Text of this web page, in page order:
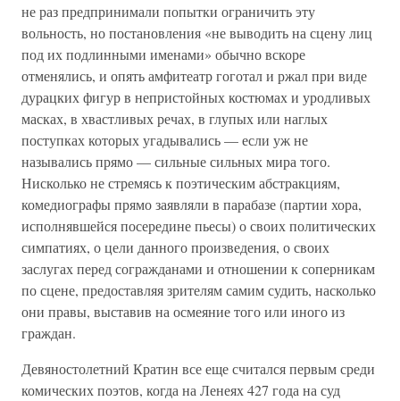
не раз предпринимали попытки ограничить эту
вольность, но постановления «не выводить на сцену лиц
под их подлинными именами» обычно вскоре
отменялись, и опять амфитеатр гоготал и ржал при виде
дурацких фигур в непристойных костюмах и уродливых
масках, в хвастливых речах, в глупых или наглых
поступках которых угадывались — если уж не
назывались прямо — сильные сильных мира того.
Нисколько не стремясь к поэтическим абстракциям,
комедиографы прямо заявляли в парабазе (партии хора,
исполнявшейся посередине пьесы) о своих политических
симпатиях, о цели данного произведения, о своих
заслугах перед согражданами и отношении к соперникам
по сцене, предоставляя зрителям самим судить, насколько
они правы, выставив на осмеяние того или иного из
граждан.
Девяностолетний Кратин все еще считался первым среди
комических поэтов, когда на Ленеях 427 года на суд